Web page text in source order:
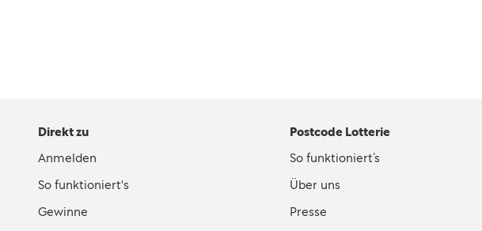
Direkt zu
Anmelden
So funktioniert's
Gewinne
Postcode Lotterie
So funktioniert’s
Über uns
Presse